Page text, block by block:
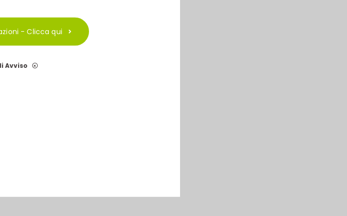
- Clicca qui
Avviso